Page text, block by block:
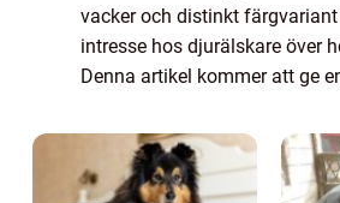
vacker och distinkt
intresse hos djurälskare över
Denna artikel kommer att ge
de olika typerna som finns,